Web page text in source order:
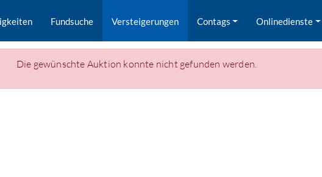
Fundsuche Versteigerungen Contags Onlinedienste
Die gewünschte Auktion konnte nicht gefunden werden.